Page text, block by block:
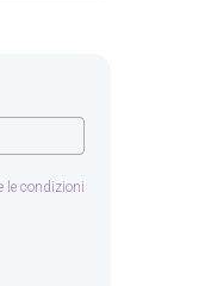
le condizioni